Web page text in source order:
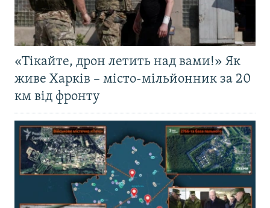
«Тікайте, дрон летить над вами!» Як
живе Харків – місто-мільйонник за 20
км від фронту